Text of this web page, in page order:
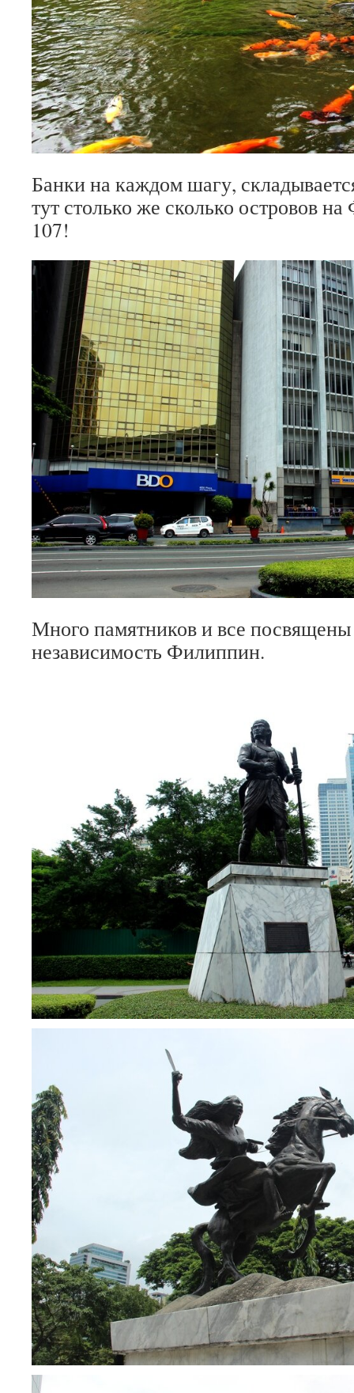
Банки на каждом шагу,
тут столько же сколько островов
107!
Много памятников и все посвящены
независимость Филиппин.